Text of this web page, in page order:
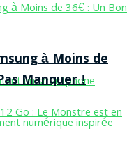
à Moins de
Manquer !